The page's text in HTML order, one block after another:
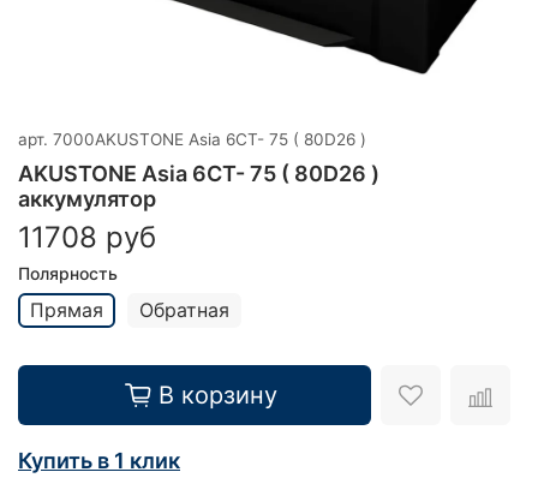
арт. 7000AKUSTONE Asia 6СТ- 75 ( 80D26 )
AKUSTONE Asia 6СТ- 75 ( 80D26 )
аккумулятор
11708 руб
Полярность
Прямая Обратная
В корзину
Купить в 1 клик